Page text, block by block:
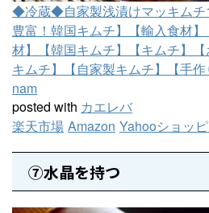
◆冷蔵◆自家製浅漬けマッキムチ
豊富！韓国キムチ】【輸入食材
材】【韓国キムチ】【キムチ】
キムチ】【自家製キムチ】【手作
nam
posted with カエレバ
楽天市場 Amazon Yahooショッ
⑦水晶を持つ